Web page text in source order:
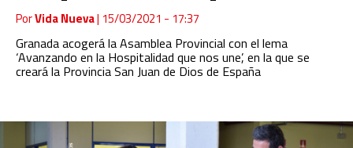
PorVida Nueva| 15/03/2021 - 17:37
Granada acogerá la Asamblea Provincial con el lema
‘Avanzando en la Hospitalidad que nos une’, en la que se
creará la Provincia San Juan de Dios de España